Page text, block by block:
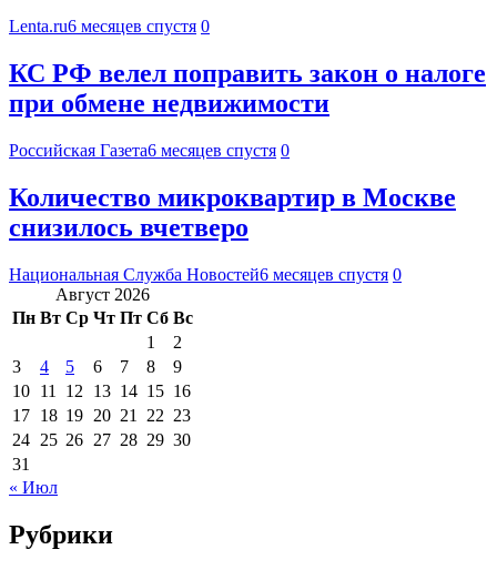
Lenta.ru6 месяцев спустя 0
КС РФ велел поправить закон о налоге
при обмене недвижимости
Российская Газета6 месяцев спустя 0
Количество микроквартир в Москве
снизилось вчетверо
Национальная Служба Новостей6 месяцев спустя 0
Август 2026
Пн Вт Ср Чт Пт Сб Вс
1
2
3
4 5 6 7 8
9
10 11 12 13 14 15 16
17 18 19 20 21 22 23
24 25 26 27 28 29 30
31
« Июл
Рубрики